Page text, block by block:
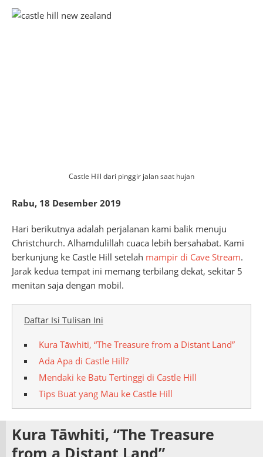
Castle Hill dari pinggir jalan saat hujan
Rabu, 18 Desember 2019
Hari berikutnya adalah perjalanan kami balik menuju
Christchurch. Alhamdulillah cuaca lebih bersahabat. Kami
berkunjung ke Castle Hill setelah mampir di Cave Stream.
Jarak kedua tempat ini memang terbilang dekat, sekitar 5
menitan saja dengan mobil.
Daftar Isi Tulisan Ini
Kura Tāwhiti, “The Treasure from a Distant Land”
Ada Apa di Castle Hill?
Mendaki ke Batu Tertinggi di Castle Hill
Tips Buat yang Mau ke Castle Hill
Kura Tāwhiti, “The Treasure
from a Distant Land”